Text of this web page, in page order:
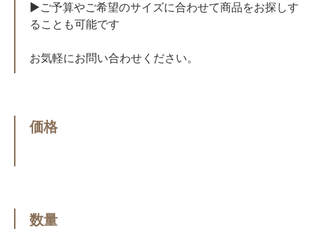
▶︎ご予算やご希望のサイズに合わせて商品をお探しす
ることも可能です
お気軽にお問い合わせください。
価格
数量